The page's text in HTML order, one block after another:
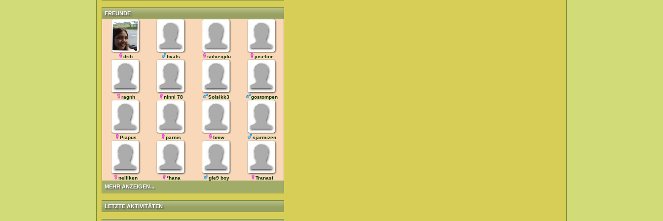
FREUNDE
MEHR ANZEIGEN...
drih hvals solveigdu josefine
ragnh ninni 78 Solsikk3 gostompen
Piapus parnis bmw sjarmizen
nelliken *hana gle9 boy Tranasi
LETZTE AKTIVITÄTEN